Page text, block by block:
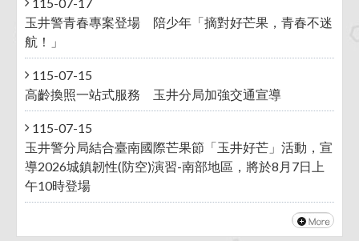
玉井警青春專案登場 陪少年「摘對好芒果，青春不迷
航！」
115-07-15
高齡換照一站式服務 玉井分局加強交通宣導
115-07-15
玉井警分局結合臺南國際芒果節「玉井好芒」活動，宣
導2026城鎮韌性(防空)演習-南部地區，將於8月7日上
午10時登場